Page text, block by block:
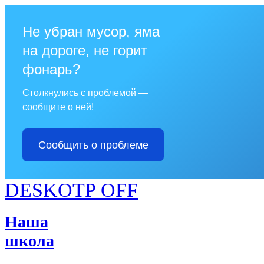
Не убран мусор, яма
на дороге, не горит
фонарь?
Столкнулись с проблемой —
сообщите о ней!
Сообщить о проблеме
DESKOTP OFF
Наша
школа